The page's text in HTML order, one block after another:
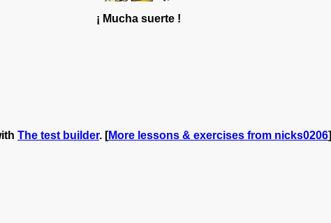
¡ Mucha suerte !
The test builder. [More lessons & exercises from nicks0206]